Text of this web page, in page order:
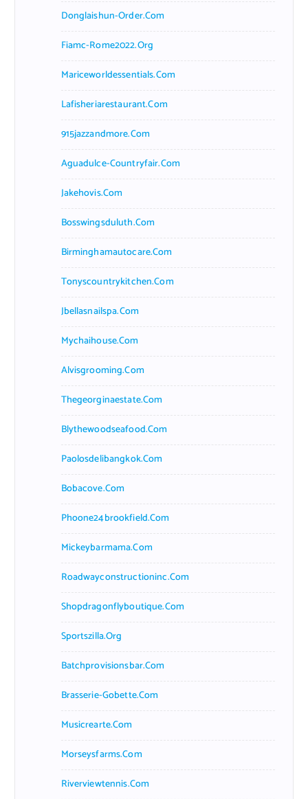
Donglaishun-Order.com
Fiamc-Rome2022.org
Mariceworldessentials.com
Lafisheriarestaurant.com
915jazzandmore.com
Aguadulce-Countryfair.com
Jakehovis.com
Bosswingsduluth.com
Birminghamautocare.com
Tonyscountrykitchen.com
Jbellasnailspa.com
Mychaihouse.com
Alvisgrooming.com
Thegeorginaestate.com
Blythewoodseafood.com
Paolosdelibangkok.com
Bobacove.com
Phoone24brookfield.com
Mickeybarmama.com
Roadwayconstructioninc.com
Shopdragonflyboutique.com
Sportszilla.org
Batchprovisionsbar.com
Brasserie-Gobette.com
Musicrearte.com
Morseysfarms.com
Riverviewtennis.com